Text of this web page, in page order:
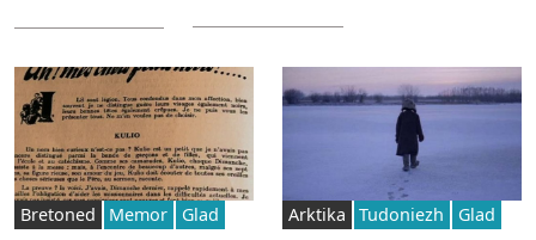
Bretoned Memor Glad Arktika Tudoniezh Glad